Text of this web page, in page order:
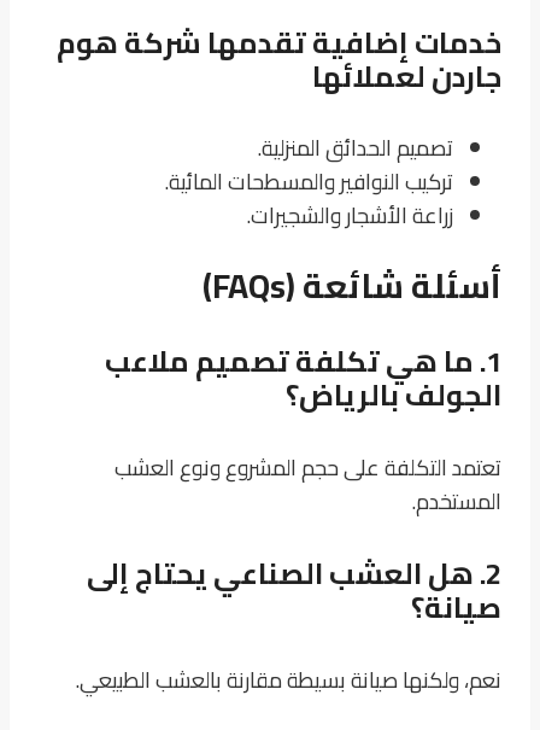
خدمات إضافية تقدمها شركة هوم
جاردن لعملائها
تصميم الحدائق المنزلية.
تركيب النوافير والمسطحات المائية.
زراعة الأشجار والشجيرات.
أسئلة شائعة (FAQs)
1. ما هي تكلفة تصميم ملاعب
الجولف بالرياض؟
تعتمد التكلفة على حجم المشروع ونوع العشب
المستخدم.
2. هل العشب الصناعي يحتاج إلى
صيانة؟
نعم، ولكنها صيانة بسيطة مقارنة بالعشب الطبيعي.